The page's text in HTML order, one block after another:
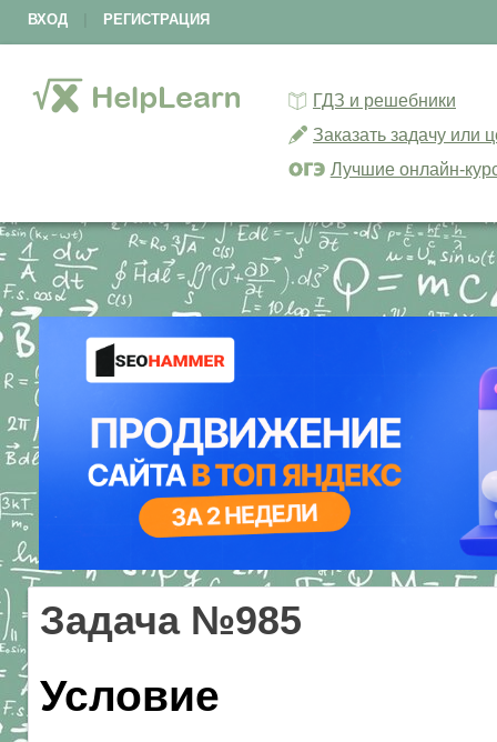
ВХОД РЕГИСТРАЦИЯ
ГДЗ и решебники
Заказать задачу или
Лучшие онлайн-
Задача №985
Условие